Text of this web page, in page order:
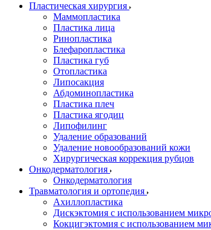
Пластическая хирургия
Маммопластика
Пластика лица
Ринопластика
Блефаропластика
Пластика губ
Oтопластика
Липосакция
Абдоминопластика
Пластика плеч
Пластика ягодиц
Липофилинг
Удаление образований
Удаление новообразований кожи
Хирургическая коррекция рубцов
Онкодерматология
Онкодерматология
Травматология и ортопедия
Ахиллопластика
Дискэктомия с использованием
Кокцигэктомия с использованием